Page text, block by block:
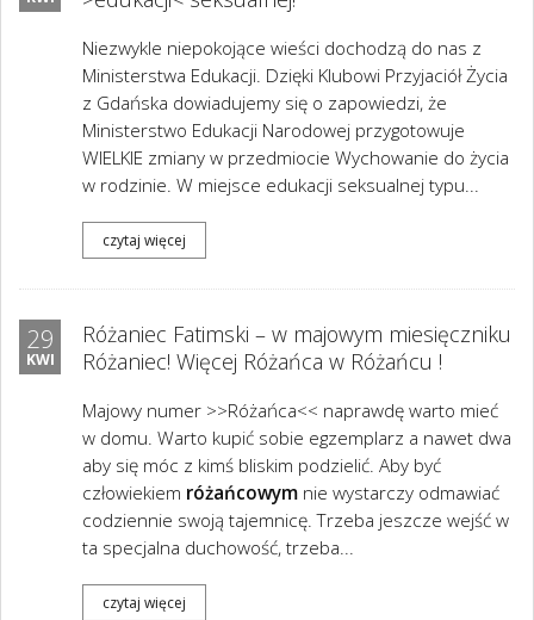
Niezwykle niepokojące wieści dochodzą do nas z
Ministerstwa Edukacji. Dzięki Klubowi Przyjaciół Życia
z Gdańska dowiadujemy się o zapowiedzi, że
Ministerstwo Edukacji Narodowej przygotowuje
WIELKIE zmiany w przedmiocie Wychowanie do życia
w rodzinie. W miejsce edukacji seksualnej typu...
czytaj więcej
29
KWI
Różaniec Fatimski – w majowym miesięczniku
Różaniec! Więcej Różańca w Różańcu !
Majowy numer >>Różańca<< naprawdę warto mieć
w domu. Warto kupić sobie egzemplarz a nawet dwa
aby się móc z kimś bliskim podzielić. Aby być
człowiekiem różańcowym nie wystarczy odmawiać
codziennie swoją tajemnicę. Trzeba jeszcze wejść w
ta specjalna duchowość, trzeba...
czytaj więcej